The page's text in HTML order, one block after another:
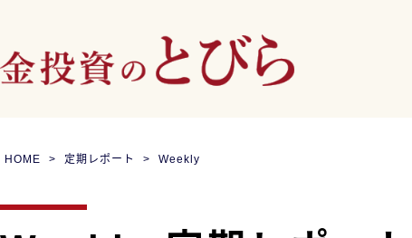
HOME 定期レポート Weekly